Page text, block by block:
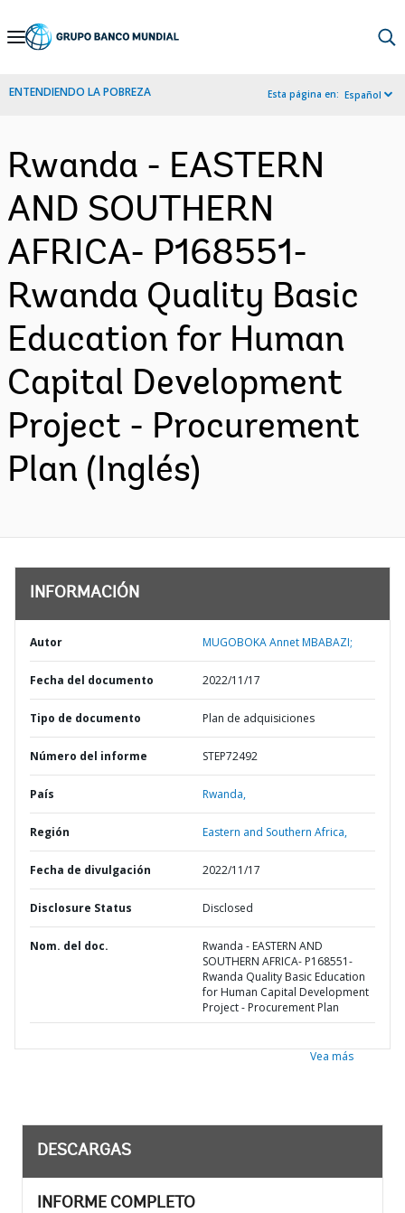
Skip
Navigation
ENTENDIENDO LA POBREZA Esta página en: Español
Rwanda - EASTERN
AND SOUTHERN
AFRICA- P168551-
Rwanda Quality Basic
Education for Human
Capital Development
Project - Procurement
Plan (Inglés)
INFORMACIÓN
Autor MUGOBOKA Annet MBABAZI;
Fecha del documento 2022/11/17
Tipo de documento Plan de adquisiciones
Número del informe STEP72492
País Rwanda,
Región Eastern and Southern Africa,
Fecha de divulgación 2022/11/17
Disclosure Status Disclosed
Nom. del doc.
Rwanda - EASTERN AND
SOUTHERN AFRICA- P168551-
Rwanda Quality Basic Education
for Human Capital Development
Project - Procurement Plan
Vea más
DESCARGAS
INFORME COMPLETO